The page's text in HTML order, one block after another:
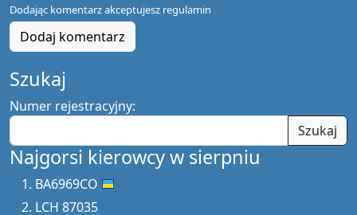
Dodając komentarz akceptujesz regulamin
Dodaj komentarz
Szukaj
Numer rejestracyjny:
Szukaj
Najgorsi kierowcy w sierpniu
BA6969CO
LCH 87035